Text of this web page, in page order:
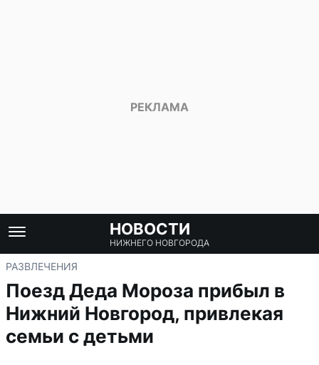
НОВОСТИ
НИЖНЕГО НОВГОРОДА
РАЗВЛЕЧЕНИЯ
Поезд Деда Мороза прибыл в
Нижний Новгород, привлекая
семьи с детьми